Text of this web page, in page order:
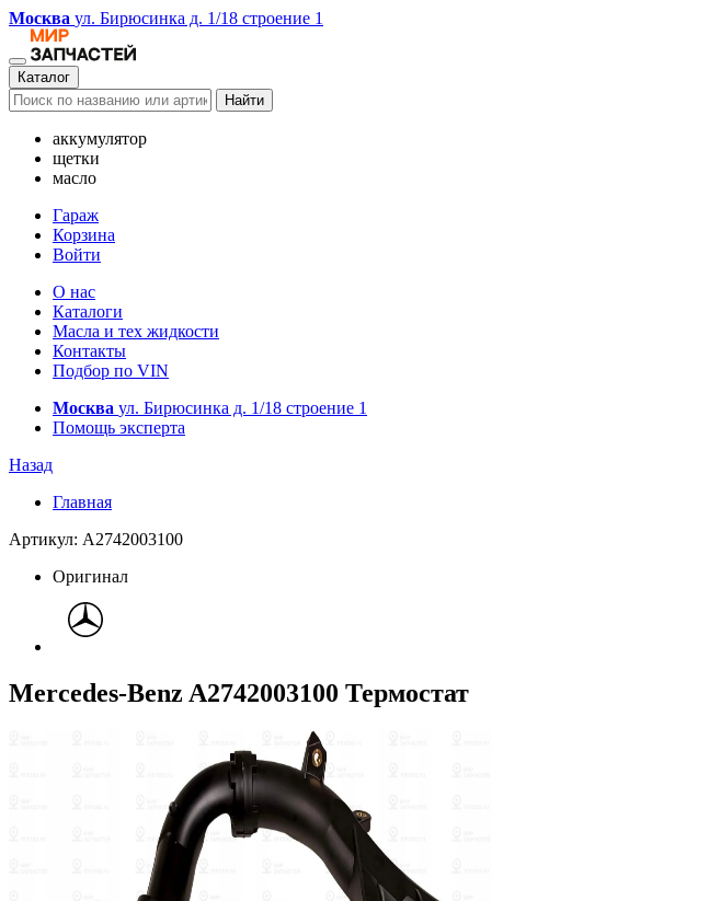
Москва ул. Бирюсинка д. 1/18 строение 1
Каталог
Найти
аккумулятор
щетки
масло
Гараж
Корзина
Войти
О нас
Каталоги
Масла и тех жидкости
Контакты
Подбор по VIN
Москва ул. Бирюсинка д. 1/18 строение 1
Помощь эксперта
Назад
Главная
Артикул: A2742003100
Оригинал
Mercedes-Benz A2742003100 Термостат